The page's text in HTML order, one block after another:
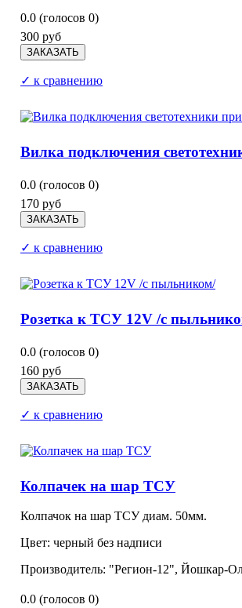
0.0 (голосов 0)
300 руб
✓ к сравнению
Вилка подключения
0.0 (голосов 0)
170 руб
✓ к сравнению
Розетка к ТСУ 12V /с
0.0 (голосов 0)
160 руб
✓ к сравнению
Колпачек на шар ТСУ
Колпачок на шар ТСУ диам. 50мм.
Цвет: черный без надписи
Производитель: "Регион-12", Йошкар-
0.0 (голосов 0)